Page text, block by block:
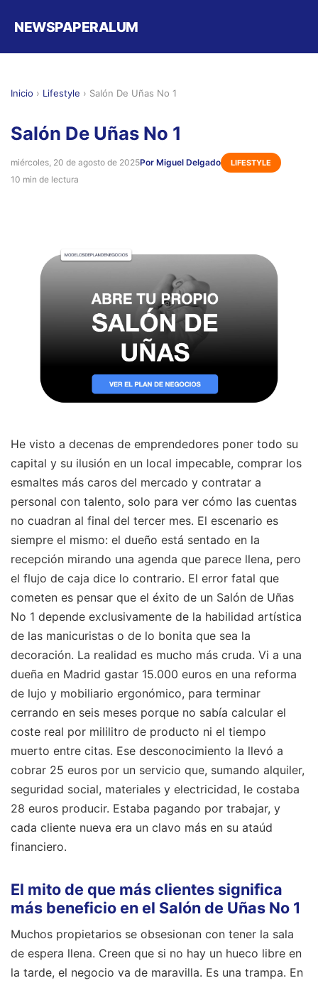
NEWSPAPERALUM
Inicio › Lifestyle › Salón De Uñas No 1
Salón De Uñas No 1
miércoles, 20 de agosto de 2025Por Miguel Delgado LIFESTYLE
10 min de lectura
He visto a decenas de emprendedores poner todo su
capital y su ilusión en un local impecable, comprar los
esmaltes más caros del mercado y contratar a
personal con talento, solo para ver cómo las cuentas
no cuadran al final del tercer mes. El escenario es
siempre el mismo: el dueño está sentado en la
recepción mirando una agenda que parece llena, pero
el flujo de caja dice lo contrario. El error fatal que
cometen es pensar que el éxito de un Salón de Uñas
No 1 depende exclusivamente de la habilidad artística
de las manicuristas o de lo bonita que sea la
decoración. La realidad es mucho más cruda. Vi a una
dueña en Madrid gastar 15.000 euros en una reforma
de lujo y mobiliario ergonómico, para terminar
cerrando en seis meses porque no sabía calcular el
coste real por mililitro de producto ni el tiempo
muerto entre citas. Ese desconocimiento la llevó a
cobrar 25 euros por un servicio que, sumando alquiler,
seguridad social, materiales y electricidad, le costaba
28 euros producir. Estaba pagando por trabajar, y
cada cliente nueva era un clavo más en su ataúd
financiero.
El mito de que más clientes significa
más beneficio en el Salón de Uñas No 1
Muchos propietarios se obsesionan con tener la sala
de espera llena. Creen que si no hay un hueco libre en
la tarde, el negocio va de maravilla. Es una trampa. En